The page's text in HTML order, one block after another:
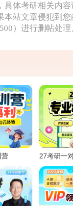
具体考研相关内
本站文章侵犯到
）进行删帖处理
营 27考研一